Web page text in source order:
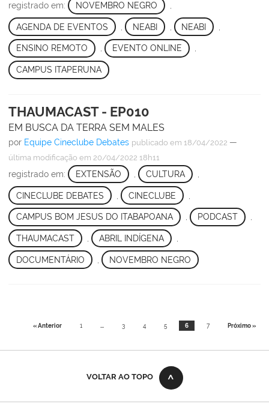
registrado em: NOVEMBRO NEGRO
AGENDA DE EVENTOS NEABI NEABI
ENSINO REMOTO , EVENTO ONLINE ,
CAMPUS ITAPERUNA
THAUMACAST - EP010
EM BUSCA DA TERRA SEM MALES
por Equipe Cineclube Debates publicado em 18/04/2022 —
última modificação em 20/04/2022 18h11
registrado em: EXTENSÃO CULTURA
CINECLUBE DEBATES CINECLUBE
CAMPUS BOM JESUS DO ITABAPOANA , PODCAST ,
THAUMACAST ABRIL INDÍGENA
DOCUMENTÁRIO NOVEMBRO NEGRO
« Anterior 1 ... 3 4 5 6 7 Próximo »
VOLTAR AO TOPO